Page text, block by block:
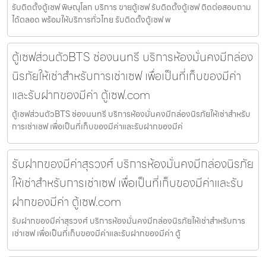
รับติดตั้งตู้เซฟ พิษณุโลก บริการ ขายตู้เซฟ รับติดตั้งตู้เซฟ ติดต่อสอบถาม
ได้ตลอด พร้อมให้บริการทั่วไทย รับติดตั้งตู้เซฟ พ
ตู้เซฟส่วนตัวBTS ช่องนนทรี บริการห้องมั่นคงมีกล่อง
นิรภัยให้เช่าสำหรับการเช่าเซฟ เพื่อเป็นที่เก็บของมีค่า
และรับฝากของมีค่า ตู้เซฟ.com
ตู้เซฟส่วนตัวBTS ช่องนนทรี บริการห้องมั่นคงมีกล่องนิรภัยให้เช่าสำหรับ
การเช่าเซฟ เพื่อเป็นที่เก็บของมีค่าและรับฝากของมีค่
รับฝากของมีค่าสุรวงศ์ บริการห้องมั่นคงมีกล่องนิรภัย
ให้เช่าสำหรับการเช่าเซฟ เพื่อเป็นที่เก็บของมีค่าและรับ
ฝากของมีค่า ตู้เซฟ.com
รับฝากของมีค่าสุรวงศ์ บริการห้องมั่นคงมีกล่องนิรภัยให้เช่าสำหรับการ
เช่าเซฟ เพื่อเป็นที่เก็บของมีค่าและรับฝากของมีค่า ตู้